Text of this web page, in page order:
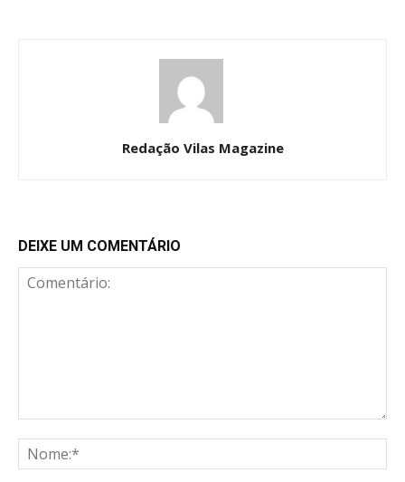
Redação Vilas Magazine
DEIXE UM COMENTÁRIO